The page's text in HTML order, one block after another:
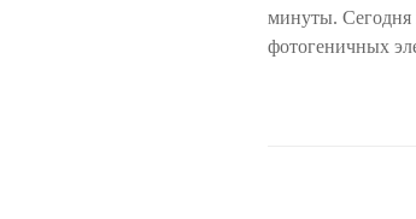
минуты. Сегодня
фотогеничных